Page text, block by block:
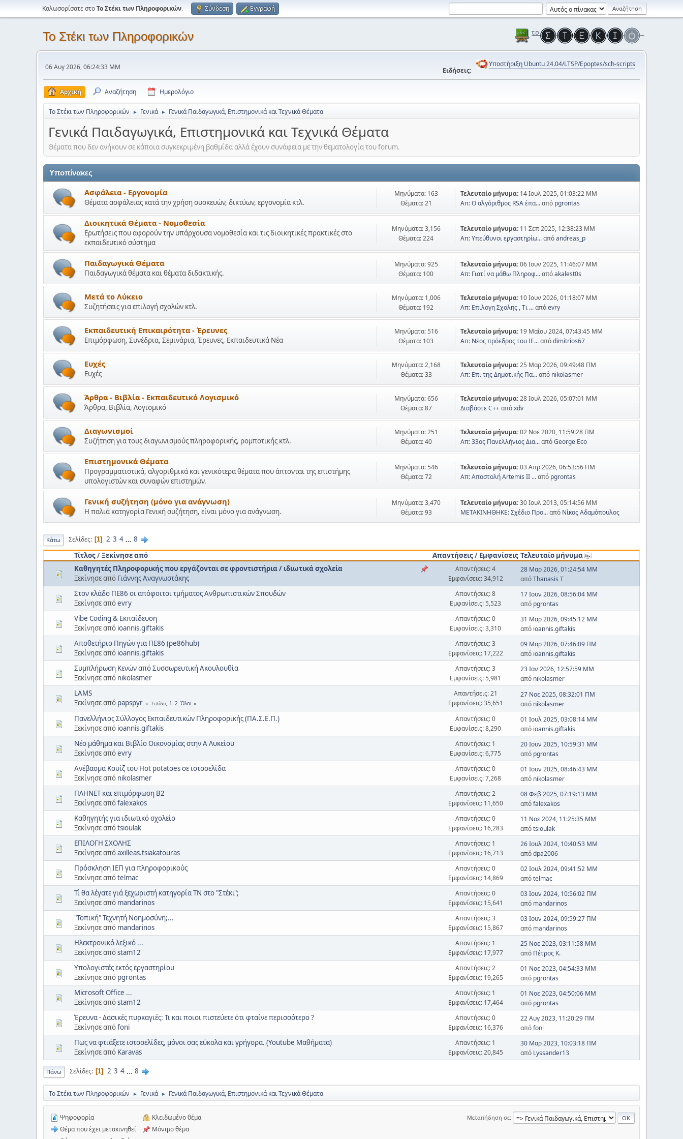
Καλωσορίσατε στοΤο Στέκι των Πληροφορικών. Σύνδεση Εγγραφή
Το Στέκι των Πληροφορικών
06 Αυγ 2026, 06:24:33 ΜΜ Ειδήσεις:
Υποστήριξη Ubuntu 24.04/LTSP/Epoptes/sch-scripts
Αρχική Αναζήτηση Ημερολόγιο
Το Στέκι των Πληροφορικών ► Γενικά ► Γενικά Παιδαγωγικά, Επιστημονικά και Τεχνικά Θέματα
Γενικά Παιδαγωγικά, Επιστημονικά και Τεχνικά Θέματα
Θέματα που δεν ανήκουν σε κάποια συγκεκριμένη βαθμίδα αλλά έχουν συνάφεια με την θεματολογία του forum.
Υποπίνακες
Ασφάλεια - Εργονομία
Θέματα ασφάλειας κατά την χρήση συσκευών, δικτύων, εργονομία κτλ.
Μηνύματα: 163
Θέματα: 21
Τελευταίο μήνυμα: 14 Ιουλ 2025, 01:03:22 ΜΜ
Απ: Ο αλγόριθμος RSA έπα...από pgrontas
Διοικητικά Θέματα - Νομοθεσία
Ερωτήσεις που αφορούν την υπάρχουσα νομοθεσία και τις διοικητικές πρακτικές στο
εκπαιδευτικό σύστημα
Μηνύματα: 3,156
Θέματα: 224
Τελευταίο μήνυμα: 11 Σεπ 2025, 12:38:23 ΜΜ
Απ: Υπεύθυνοι εργαστηρίω...απόandreas_p
Παιδαγωγικά Θέματα
Παιδαγωγικά θέματα και θέματα διδακτικής.
Μηνύματα: 925
Θέματα: 100
Τελευταίο μήνυμα:06 Ιουν 2025, 11:46:07 ΜΜ
Απ: Γιατί να μάθω Πληροφ...απόakalest0s
Μετά το Λύκειο
Συζητήσεις για επιλογή σχολών κτλ.
Μηνύματα: 1,006
Θέματα: 192
Τελευταίο μήνυμα: 10 Ιουν 2026, 01:18:07 ΜΜ
Απ: Επιλογη Σχολης , Τι ...απόevry
Εκπαιδευτική Επικαιρότητα - Έρευνες
Επιμόρφωση, Συνέδρια, Σεμινάρια, Έρευνες, Εκπαιδευτικά Νέα
Μηνύματα: 516
Θέματα: 103
Τελευταίο μήνυμα: 19 Μαΐου 2024, 07:43:45 ΜΜ
Απ: Νέος πρόεδρος του ΙΕ...απόdimitrios67
Ευχές
Ευχές
Μηνύματα: 2,168
Θέματα: 33
Τελευταίο μήνυμα:25 Μαρ 2026, 09:49:48 ΠΜ
Απ: Επι της Δημοτικής Πα...από nikolasmer
Άρθρα - Βιβλία - Εκπαιδευτικό Λογισμικό
Άρθρα, Βιβλία, Λογισμικό
Μηνύματα: 656
Θέματα: 87
Τελευταίο μήνυμα:28 Ιουλ 2026, 05:07:01 ΜΜ
Διαβάστε C++απόxdv
Διαγωνισμοί
Συζήτηση για τους διαγωνισμούς πληροφορικής, ρομποτικής κτλ.
Μηνύματα: 251
Θέματα: 40
Τελευταίο μήνυμα:02 Νοε 2020, 11:59:28 ΠΜ
Απ: 33ος Πανελλήνιος Δια...απόGeorge Eco
Επιστημονικά Θέματα
Προγραμματιστικά, αλγοριθμικά και γενικότερα θέματα που άπτονται της επιστήμης
υπολογιστών και συναφών επιστημών.
Μηνύματα: 546
Θέματα: 72
Τελευταίο μήνυμα:03 Απρ 2026, 06:53:56 ΠΜ
Απ: Αποστολή Artemis II ...από pgrontas
Γενική συζήτηση (μόνο για ανάγνωση)
Η παλιά κατηγορία Γενική συζήτηση, είναι μόνο για ανάγνωση.
Μηνύματα: 3,470
Θέματα: 93
Τελευταίο μήνυμα:30 Ιουλ 2013, 05:14:56 ΜΜ
ΜΕΤΑΚΙΝΗΘΗΚΕ: Σχέδιο Προ...από Νίκος Αδαμόπουλος
Κάτω Σελίδες 1 2 3 4 ... 8
Τίτλος/Ξεκίνησε από Απαντήσεις/ Εμφανίσεις Τελευταίο μήνυμα
Καθηγητές Πληροφορικής που εργάζονται σε φροντιστήρια / ιδιωτικά σχολεία
Ξεκίνησε από Γιάννης Αναγνωστάκης
Απαντήσεις: 4
Εμφανίσεις: 34,912
28 Μαρ 2026, 01:24:54 ΜΜ
απόThanasis T
Στον κλάδο ΠΕ86 οι απόφοιτοι τμήματος Ανθρωπιστικών Σπουδών
Ξεκίνησε απόevry
Απαντήσεις: 8
Εμφανίσεις: 5,523
17 Ιουν 2026, 08:56:04 ΜΜ
από pgrontas
Vibe Coding & Εκπαίδευση
Ξεκίνησε από ioannis.giftakis
Απαντήσεις: 0
Εμφανίσεις: 3,310
31 Μαρ 2026, 09:45:12 ΜΜ
από ioannis.giftakis
Αποθετήριο Πηγών για ΠΕ86 (pe86hub)
Ξεκίνησε από ioannis.giftakis
Απαντήσεις: 3
Εμφανίσεις: 17,222
09 Μαρ 2026, 07:46:09 ΠΜ
από ioannis.giftakis
Συμπλήρωση Κενών από Συσσωρευτική Ακουλουθία
Ξεκίνησε από nikolasmer
Απαντήσεις: 3
Εμφανίσεις: 5,981
23 Ιαν 2026, 12:57:59 ΜΜ
από nikolasmer
LAMS
Ξεκίνησε από papspyr Σελίδες 1 2 Όλοι
Απαντήσεις: 21
Εμφανίσεις: 35,651
27 Νοε 2025, 08:32:01 ΠΜ
από nikolasmer
Πανελλήνιος Σύλλογος Εκπαιδευτικών Πληροφορικής (ΠΑ.Σ.Ε.Π.)
Ξεκίνησε από ioannis.giftakis
Απαντήσεις: 0
Εμφανίσεις: 8,290
01 Ιουλ 2025, 03:08:14 ΜΜ
από ioannis.giftakis
Νέο μάθημα και Βιβλίο Οικονομίας στην Α Λυκείου
Ξεκίνησε απόevry
Απαντήσεις: 1
Εμφανίσεις: 6,775
20 Ιουν 2025, 10:59:31 ΜΜ
από pgrontas
Ανέβασμα Κουίζ του Hot potatoes σε ιστοσελίδα
Ξεκίνησε από nikolasmer
Απαντήσεις: 0
Εμφανίσεις: 7,268
01 Ιουν 2025, 08:46:43 ΜΜ
από nikolasmer
ΠΛΗΝΕΤ και επιμόρφωση Β2
Ξεκίνησε απόfalexakos
Απαντήσεις: 2
Εμφανίσεις: 11,650
08 Φεβ 2025, 07:19:13 ΜΜ
απόfalexakos
Καθηγητής για ιδιωτικό σχολείο
Ξεκίνησε απόtsioulak
Απαντήσεις: 0
Εμφανίσεις: 16,283
11 Νοε 2024, 11:25:35 ΜΜ
απόtsioulak
ΕΠΙΛΟΓΗ ΣΧΟΛΗΣ
Ξεκίνησε απόaxilleas.tsiakatouras
Απαντήσεις: 1
Εμφανίσεις: 16,713
26 Ιουλ 2024, 10:40:53 ΜΜ
απόdpa2006
Πρόσκληση ΙΕΠ για πληροφορικούς
Ξεκίνησε απόtelmac
Απαντήσεις: 0
Εμφανίσεις: 14,869
02 Ιουλ 2024, 09:41:52 ΜΜ
απόtelmac
Τί θα λέγατε γιά ξεχωριστή κατηγορία ΤΝ στο "Στέκι";
Ξεκίνησε από mandarinos
Απαντήσεις: 0
Εμφανίσεις: 15,641
03 Ιουν 2024, 10:56:02 ΠΜ
από mandarinos
"Τοπική" Τεχνητή Νοημοσύνη;...
Ξεκίνησε από mandarinos
Απαντήσεις: 3
Εμφανίσεις: 15,867
03 Ιουν 2024, 09:59:27 ΠΜ
από mandarinos
Ηλεκτρονικό λεξικό ...
Ξεκίνησε απόstam12
Απαντήσεις: 1
Εμφανίσεις: 17,977
25 Νοε 2023, 03:11:58 ΜΜ
από Πέτρος Κ.
Υπολογιστές εκτός εργαστηρίου
Ξεκίνησε από pgrontas
Απαντήσεις: 2
Εμφανίσεις: 19,265
01 Νοε 2023, 04:54:33 ΜΜ
από pgrontas
Microsoft Office ...
Ξεκίνησε απόstam12
Απαντήσεις: 1
Εμφανίσεις: 17,464
01 Νοε 2023, 04:50:06 ΜΜ
από pgrontas
Έρευνα - Δασικές πυρκαγιές: Τι και ποιοι πιστεύετε ότι φταίνε περισσότερο ?
Ξεκίνησε απόfoni
Απαντήσεις: 0
Εμφανίσεις: 16,376
22 Αυγ 2023, 11:20:29 ΠΜ
απόfoni
Πως να φτιάξετε ιστοσελίδες, μόνοι σας εύκολα και γρήγορα. (Youtube Μαθήματα)
Ξεκίνησε από Karavas
Απαντήσεις: 1
Εμφανίσεις: 20,845
30 Μαρ 2023, 10:03:18 ΠΜ
από Lyssander13
Πάνω Σελίδες 1 2 3 4 ... 8
Το Στέκι των Πληροφορικών ► Γενικά ► Γενικά Παιδαγωγικά, Επιστημονικά και Τεχνικά Θέματα
Μεταπήδηση σε
Ψηφοφορία
Θέμα που έχει μετακινηθεί
Κλειδωμένο θέμα
Μόνιμο θέμα